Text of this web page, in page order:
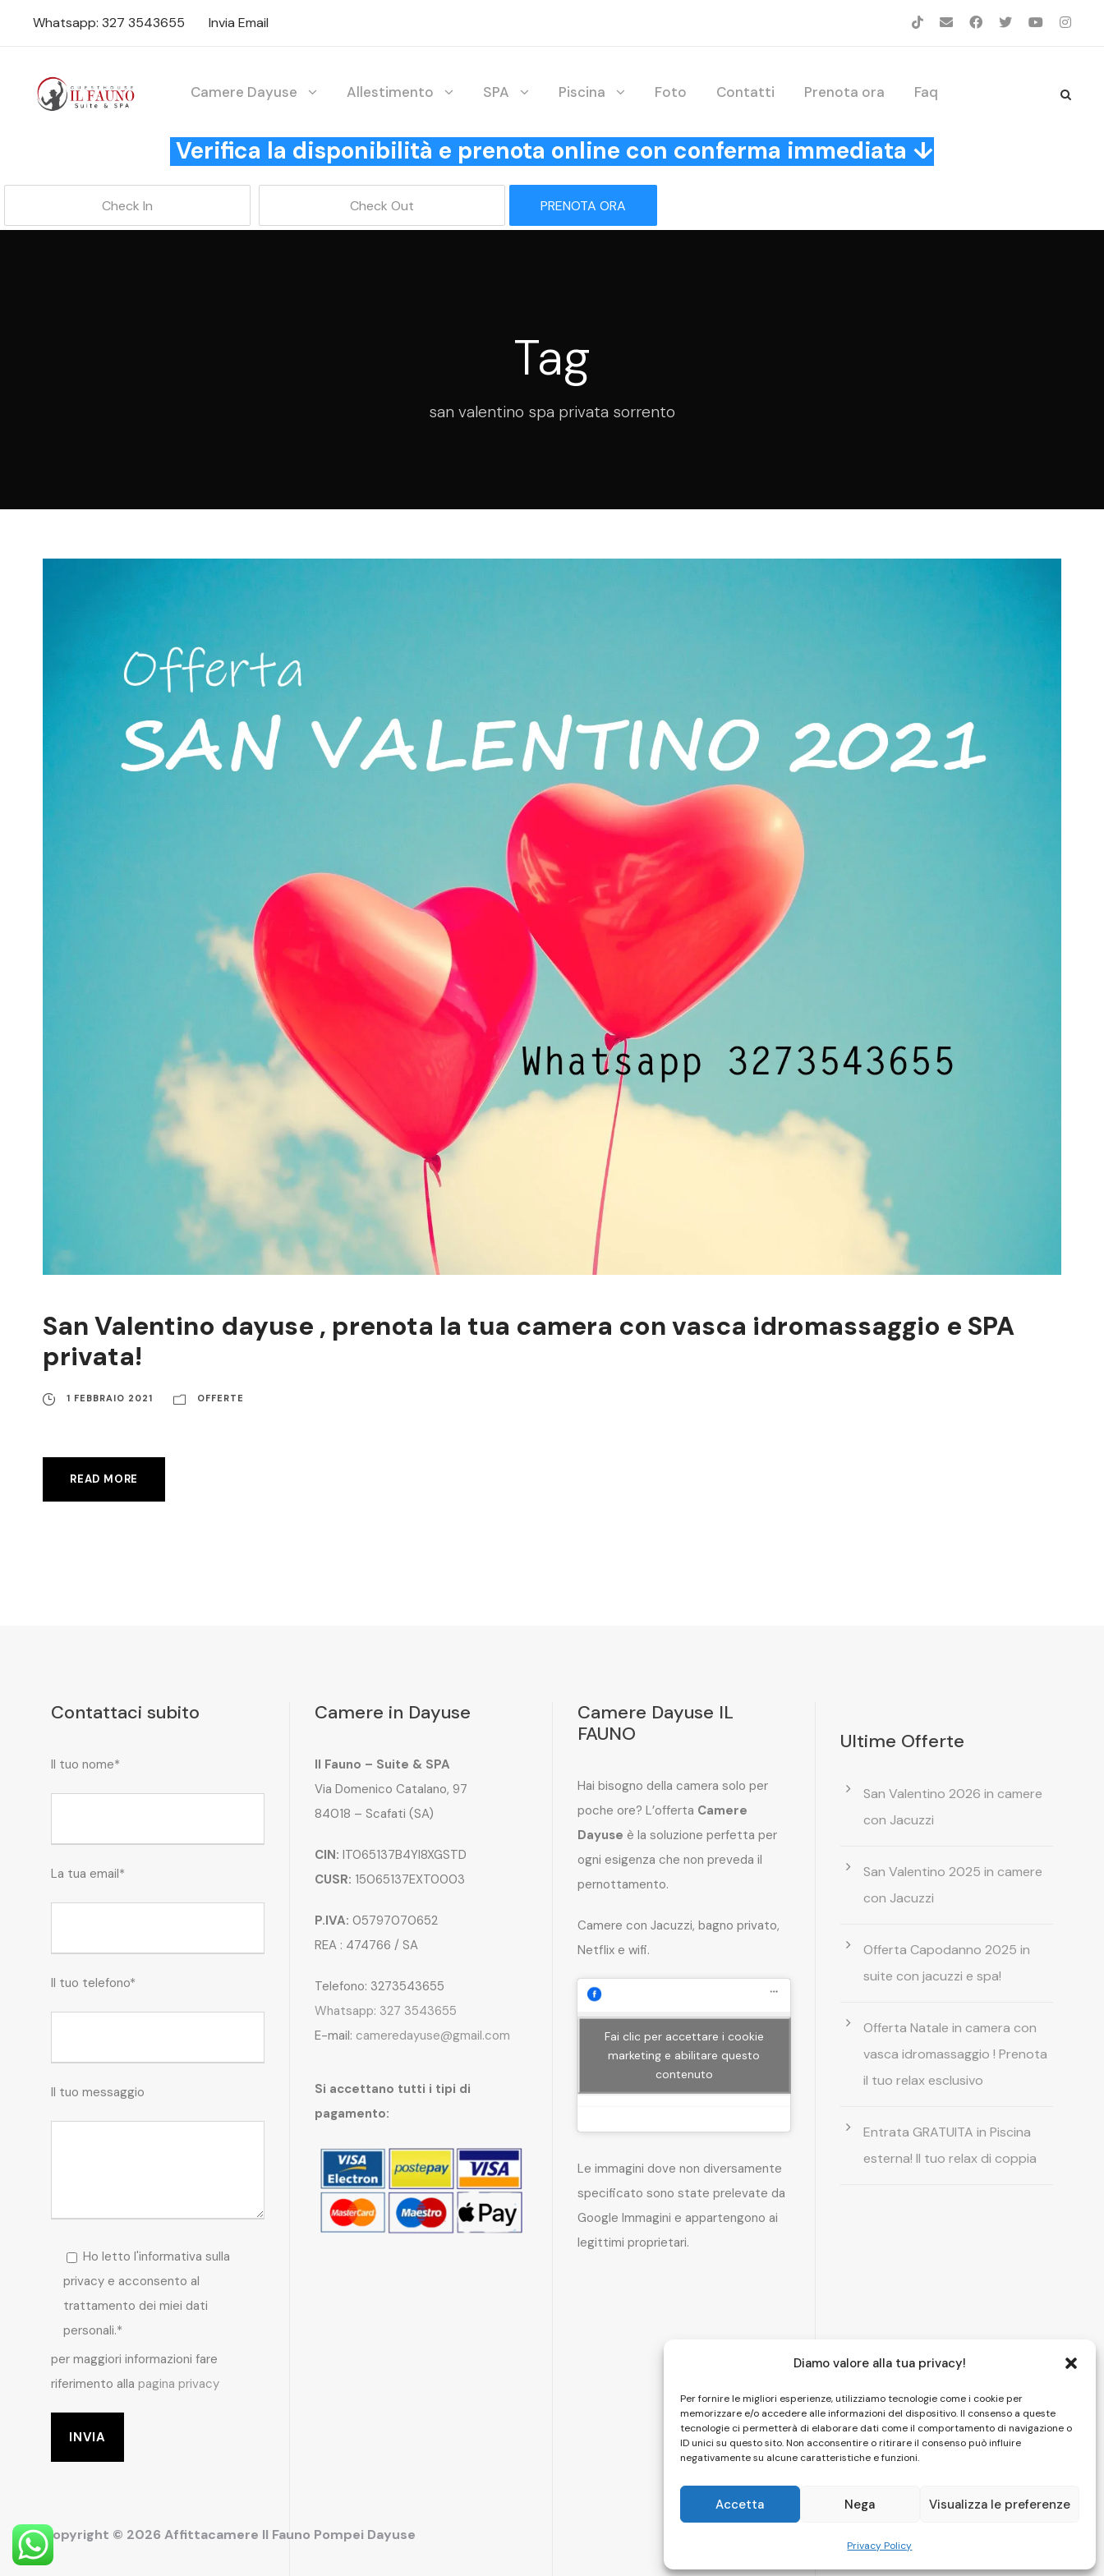
Diamo valore alla tua privacy!
Per fornire le migliori esperienze, utilizziamo tecnologie come i cookie per
memorizzare e/o accedere alle informazioni del dispositivo. Il consenso a queste
tecnologie ci permetterà di elaborare dati come il comportamento di navigazione o
ID unici su questo sito. Non acconsentire o ritirare il consenso può influire
negativamente su alcune caratteristiche e funzioni.
Accetta Nega Visualizza le preferenze
Privacy Policy
Whatsapp: 327 3543655 Invia Email
Camere Dayuse Allestimento SPA Piscina Foto Contatti Prenota ora Faq
Verifica la disponibilità e prenota online con conferma immediata ↓
PRENOTA ORA
Tag
san valentino spa privata sorrento
San Valentino dayuse , prenota la tua camera con vasca idromassaggio e SPA
privata!
1 FEBBRAIO 2021 OFFERTE
READ MORE
Contattaci subito
Il tuo nome*
La tua email*
Il tuo telefono*
Il tuo messaggio
Ho letto l'informativa sulla
privacy e acconsento al
trattamento dei miei dati
personali.*
per maggiori informazioni fare
riferimento alla pagina privacy
Camere in Dayuse
Il Fauno – Suite & SPA
Via Domenico Catalano, 97
84018 – Scafati (SA)
CIN: IT065137B4YI8XGSTD
CUSR: 15065137EXT0003
P.IVA: 05797070652
REA : 474766 / SA
Telefono: 3273543655
Whatsapp: 327 3543655
E-mail: cameredayuse@gmail.com
Si accettano tutti i tipi di
pagamento:
Camere Dayuse IL
FAUNO
Hai bisogno della camera solo per
poche ore? L’offerta Camere
Dayuse è la soluzione perfetta per
ogni esigenza che non preveda il
pernottamento.
Camere con Jacuzzi, bagno privato,
Netflix e wifi.
Fai clic per accettare i cookie
marketing e abilitare questo
contenuto
Le immagini dove non diversamente
specificato sono state prelevate da
Google Immagini e appartengono ai
legittimi proprietari.
Ultime Offerte
San Valentino 2026 in camere
con Jacuzzi
San Valentino 2025 in camere
con Jacuzzi
Offerta Capodanno 2025 in
suite con jacuzzi e spa!
Offerta Natale in camera con
vasca idromassaggio ! Prenota
il tuo relax esclusivo
Entrata GRATUITA in Piscina
esterna! Il tuo relax di coppia
Copyright © 2026 Affittacamere Il Fauno Pompei Dayuse